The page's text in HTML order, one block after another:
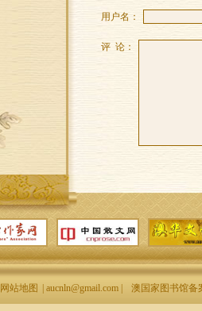
用户名：
评 论：
网站地图 | aucnln@gmail.com | 澳国家图书馆备